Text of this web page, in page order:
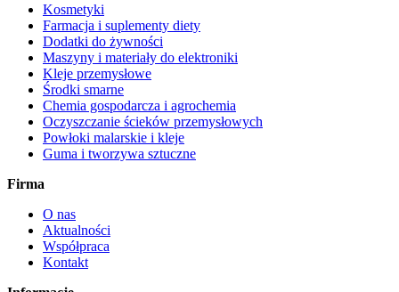
Kosmetyki
Farmacja i suplementy diety
Dodatki do żywności
Maszyny i materiały do elektroniki
Kleje przemysłowe
Środki smarne
Chemia gospodarcza i agrochemia
Oczyszczanie ścieków przemysłowych
Powłoki malarskie i kleje
Guma i tworzywa sztuczne
Firma
O nas
Aktualności
Współpraca
Kontakt